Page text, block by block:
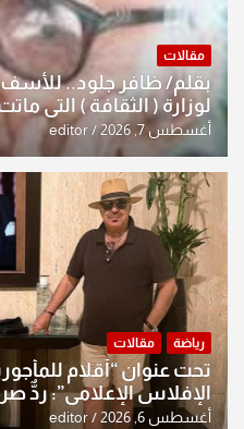
مقالات
بقلم/ ظافر جلود.. للأسف
النخبة والإرث العظيم
أغسطس 7, 2026 editor
رياضة مقالات
تحت عنوان “أقلام
الإفلاس الإعلامي”: ردٌّ
الشكرجي
أغسطس 6, 2026 editor